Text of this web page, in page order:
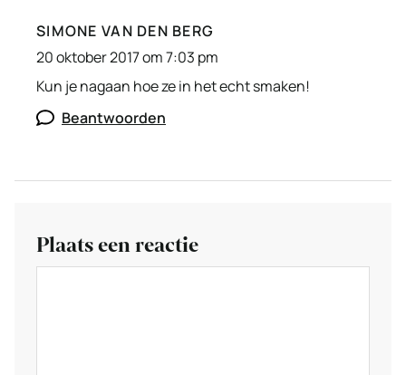
SIMONE VAN DEN BERG
20 oktober 2017 om 7:03 pm
Kun je nagaan hoe ze in het echt smaken!
Beantwoorden
Plaats een reactie